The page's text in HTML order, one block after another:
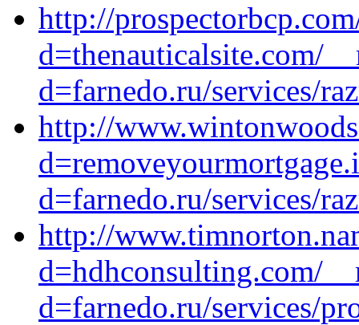
http://
d=thenauticalsite.com/
d=farnedo.ru/services/
http://
d=farnedo.ru/services/
http://
d=hdhconsulting.com/
d=farnedo.ru/services/